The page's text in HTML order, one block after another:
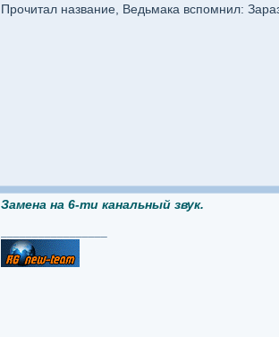
Прочитал название, Ведьмака вспомнил:
Замена на 6-ти канальный звук.